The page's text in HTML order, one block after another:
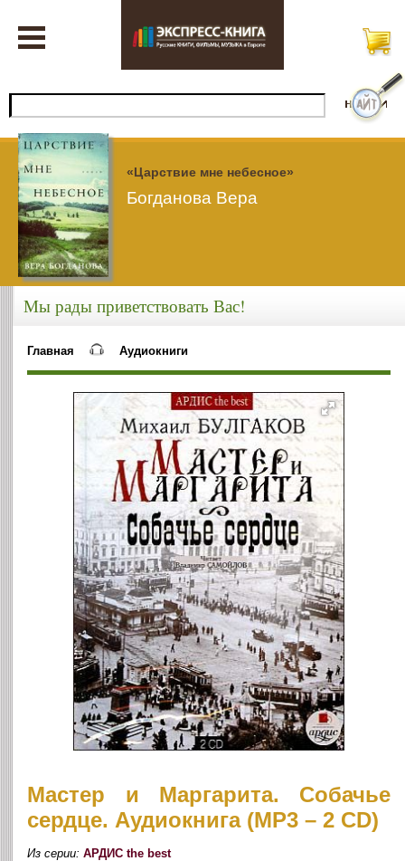
«Царствие мне небесное»
Богданова Вера
Мы рады приветствовать Вас!
Главная Аудиокниги
Мастер и Маргарита. Собачье
сердце. Аудиокнига (MP3 – 2 CD)
Из серии:АРДИС the best